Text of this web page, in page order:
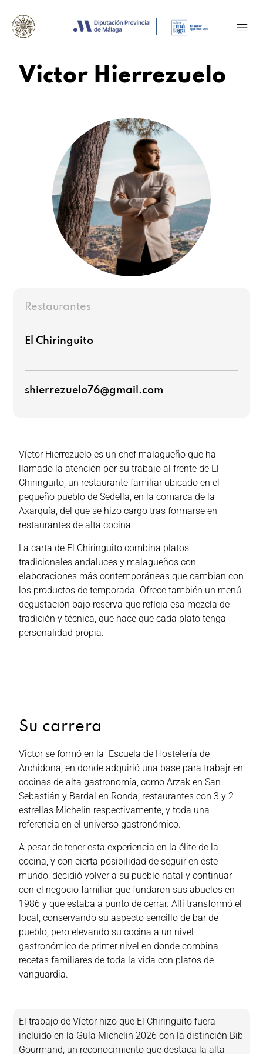
Victor Hierrezuelo
Restaurantes
El Chiringuito
shierrezuelo76@gmail.com
Víctor Hierrezuelo es un chef malagueño que ha
llamado la atención por su trabajo al frente de El
Chiringuito, un restaurante familiar ubicado en el
pequeño pueblo de Sedella, en la comarca de la
Axarquía, del que se hizo cargo tras formarse en
restaurantes de alta cocina.
La carta de El Chiringuito combina platos
tradicionales andaluces y malagueños con
elaboraciones más contemporáneas que cambian con
los productos de temporada. Ofrece también un menú
degustación bajo reserva que refleja esa mezcla de
tradición y técnica, que hace que cada plato tenga
personalidad propia.
Su carrera
Victor se formó en la Escuela de Hostelería de
Archidona, en donde adquirió una base para trabajr en
cocinas de alta gastronomía, como Arzak en San
Sebastián y Bardal en Ronda, restaurantes con 3 y 2
estrellas Michelin respectivamente, y toda una
referencia en el universo gastronómico.
A pesar de tener esta experiencia en la élite de la
cocina, y con cierta posibilidad de seguir en este
mundo, decidió volver a su pueblo natal y continuar
con el negocio familiar que fundaron sus abuelos en
1986 y que estaba a punto de cerrar. Allí transformó el
local, conservando su aspecto sencillo de bar de
pueblo, pero elevando su cocina a un nivel
gastronómico de primer nivel en donde combina
recetas familiares de toda la vida con platos de
vanguardia.
El trabajo de Víctor hizo que El Chiringuito fuera
incluido en la Guía Michelin 2026 con la distinción Bib
Gourmand, un reconocimiento que destaca la alta